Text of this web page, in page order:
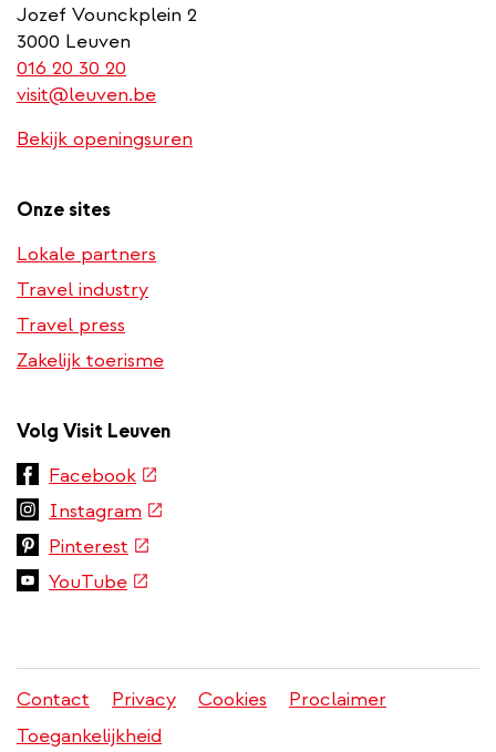
Jozef Vounckplein 2
3000 Leuven
016 20 30 20
is
phone
visit@leuven.be
Bekijk openingsuren
Onze sites
Lokale partners
Travel industry
Travel press
Zakelijk toerisme
Volg Visit Leuven
Facebook(externe
link)
Instagram (externe
link)
Pinterest (externe
link)
YouTube(externe
Juridisch
menu
Contact Privacy Cookies
Proclaimer
Toegankelijkheid